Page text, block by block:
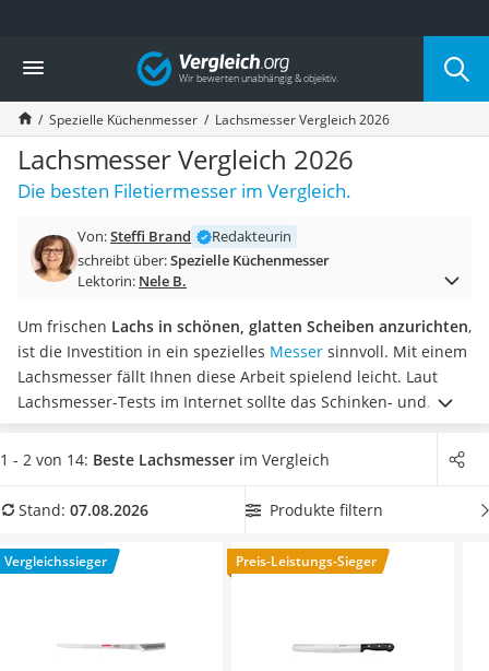
Die beliebtesten Vergleiche nach Kategorie
Haushalt
Wassersprudler
Zentralstaubsauger
Brotbackautomat
Wischroboter
Wäschespinne
Spülmaschinentabs
Akku-Staubsauger
AEG-Waschmaschine
Saug-Wisch-Roboter
Handstaubsauger
Milchaufschäumer
Kondenstrockner
Reiskocher
Tierhaarstaubsauger
Nespresso-Maschine
Messerschärfer
Vergleich
Spezielle Küchenmesser Lachsmesser Vergleich 2026
Lachsmesser Vergleich 2026
Die besten Filetiermesser im Vergleich.
Von:Steffi Brand
Redakteurin
schreibt über:Spezielle Küchenmesser
Lektorin: Nele B.
Um frischen Lachs in schönen, glatten Scheiben anzurichten,
ist die Investition in ein spezielles Messer sinnvoll. Mit einem
Lachsmesser fällt Ihnen diese Arbeit spielend leicht. Laut
Lachsmesser-Tests im Internet sollte das Schinken- und
Lachsmesser stetsgut in der Hand liegen, um ein gutes
Ergebnis erzielen zu können. Entscheiden Sie sich für ein
das Messer nicht aus der Hand rutscht. Überzeugt hat uns
10* mit seinen Eigenschaften.
1 - 2 von 14: Beste Lachsmesser im Vergleich
Stand: 07.08.2026 Produkte filtern
Vergleichssieger Preis-Leistungs-Sieger